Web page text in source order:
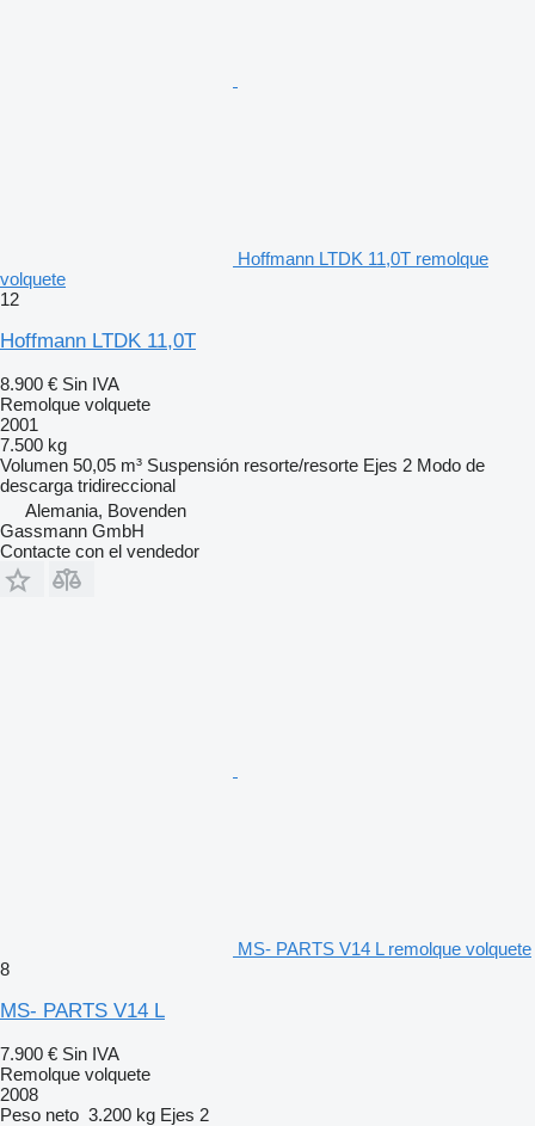
Hoffmann LTDK 11,0T remolque
volquete
12
Hoffmann LTDK 11,0T
8.900 € Sin IVA
Remolque volquete
2001
7.500 kg
Volumen 50,05 m³ Suspensión resorte/resorte Ejes 2 Modo de
descarga tridireccional
Alemania, Bovenden
Gassmann GmbH
Contacte con el vendedor
MS- PARTS V14 L remolque volquete
8
MS- PARTS V14 L
7.900 € Sin IVA
Remolque volquete
2008
Peso neto 3.200 kg Ejes 2